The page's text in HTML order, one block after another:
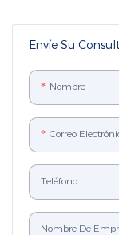
Envíe Su
Nombre
Correo
Teléfono
Nombre De